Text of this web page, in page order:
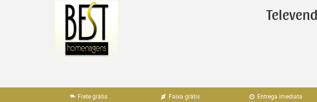
Frete grátis Faixa grátis Entrega imediata